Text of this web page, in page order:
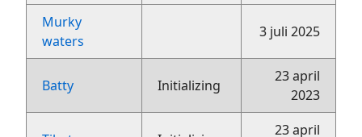
Murky
waters
3 juli 2025
Batty Initializing
23 april
2023
23 april